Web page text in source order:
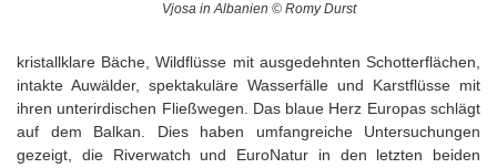
Vjosa in Albanien © Romy Durst
kristallklare Bäche, Wildflüsse mit ausgedehnten Schotterflächen,
intakte Auwälder, spektakuläre Wasserfälle und Karstflüsse mit
ihren unterirdischen Fließwegen. Das blaue Herz Europas schlägt
auf dem Balkan. Dies haben umfangreiche Untersuchungen
gezeigt, die Riverwatch und EuroNatur in den letzten beiden